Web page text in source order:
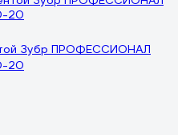
Зубр ПРОФЕССИОНАЛ
20